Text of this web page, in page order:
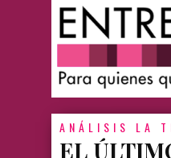
ANÁLISIS LA
EL